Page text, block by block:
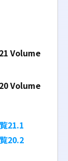
Volume
Volume
21.1
20.2